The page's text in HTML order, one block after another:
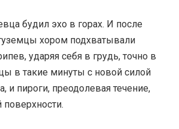
будил эхо в горах. И после
хором подхватывали
ударяя себя в грудь, точно в
в такие минуты с новой силой
и пироги, преодолевая течение,
поверхности.